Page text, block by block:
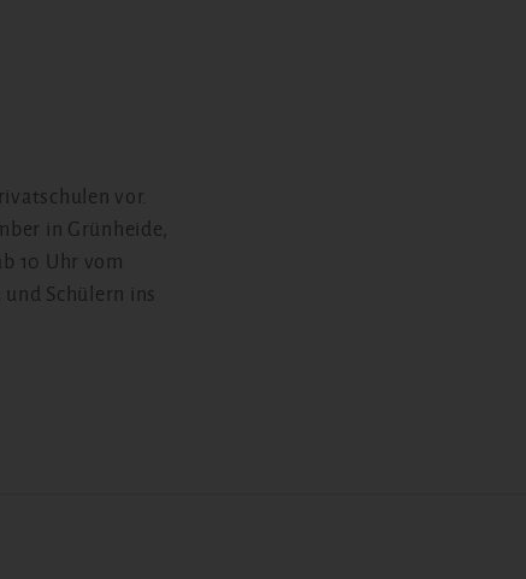
vor.
in Grünheide,
10 Uhr vom
Schülern ins